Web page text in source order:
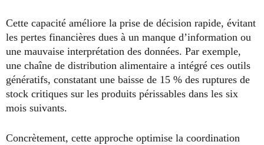
Cette capacité améliore la prise de décision rapide, évitant
les pertes financières dues à un manque d’information ou
une mauvaise interprétation des données. Par exemple,
une chaîne de distribution alimentaire a intégré ces outils
génératifs, constatant une baisse de 15 % des ruptures de
stock critiques sur les produits périssables dans les six
mois suivants.
Concrètement, cette approche optimise la coordination